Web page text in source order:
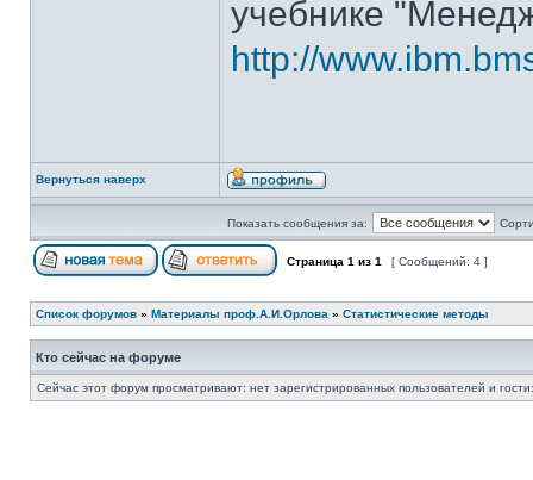
учебнике
http://
Вернуться наверх
Показать сообщения за:
Страница 1 из 1 [ Сообщений: 4 ]
Список форумов » Материалы проф.А.И.Орлова » Статистические методы
Кто сейчас на форуме
Сейчас этот форум просматривают: нет зарегистрированных пользователей и